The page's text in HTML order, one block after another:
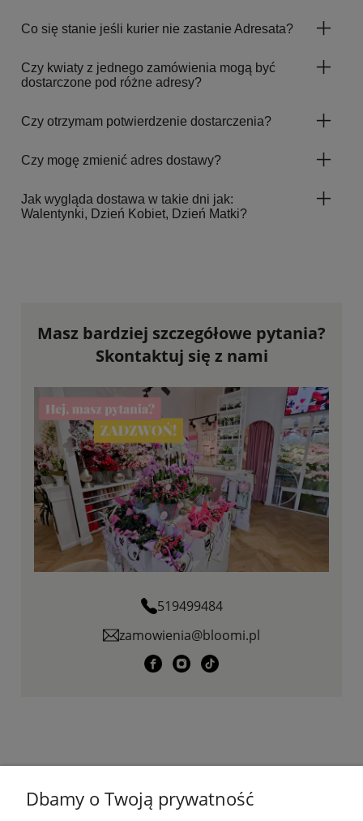
Co się stanie jeśli kurier nie zastanie Adresata?
Czy kwiaty z jednego zamówienia mogą być
dostarczone pod różne adresy?
Czy otrzymam potwierdzenie dostarczenia?
Czy mogę zmienić adres dostawy?
Jak wygląda dostawa w takie dni jak:
Walentynki, Dzień Kobiet, Dzień Matki?
Masz bardziej szczegółowe pytania?
Skontaktuj się z nami
519499484
zamowienia@bloomi.pl
PŁATNOŚCI I DOSTAWA
Dbamy o Twoją prywatność